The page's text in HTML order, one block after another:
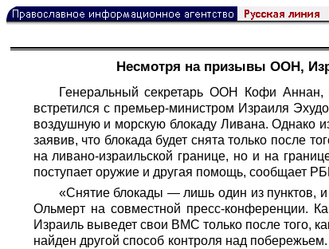
Несмотря на призывы ООН,
Генеральный секретарь ООН Кофи
встретился с премьер-министром Израиля
воздушную и морскую блокаду Ливана. Однако
заявив, что блокада будет снята только после
на ливано-израильской границе, но и на
поступает оружие и другая помощь, сообщает
«Снятие блокады — лишь один из пунктов,
Ольмерт на совместной пресс-конференции.
Израиль выведет свои ВМС только после того,
найден другой способ контроля над